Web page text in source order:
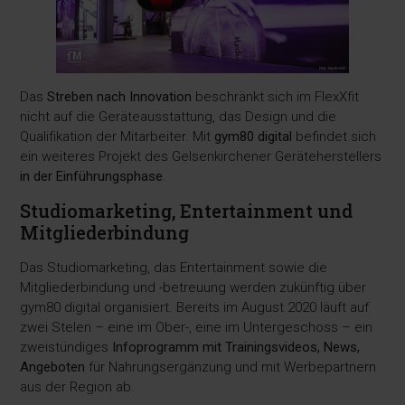
DasStreben nach Innovation beschränkt sich im FlexXfit
nicht auf die Geräteausstattung, das Design und die
Qualifikation der Mitarbeiter. Mit gym80 digital befindet sich
ein weiteres Projekt des Gelsenkirchener Geräteherstellers
in der Einführungsphase.
Studiomarketing, Entertainment und
Mitgliederbindung
Das Studiomarketing, das Entertainment sowie die
Mitgliederbindung und -betreuung werden zukünftig über
gym80 digital organisiert. Bereits im August 2020 läuft auf
zwei Stelen – eine im Ober-, eine im Untergeschoss – ein
zweistündiges Infoprogramm mit Trainingsvideos, News,
Angeboten für Nahrungsergänzung und mit Werbepartnern
aus der Region ab.